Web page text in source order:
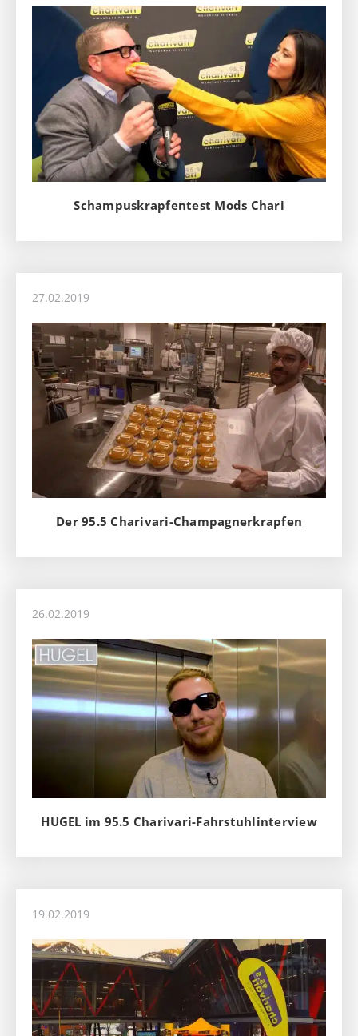
Schampuskrapfentest Mods Chari
27.02.2019
Der 95.5 Charivari-Champagnerkrapfen
26.02.2019
HUGEL im 95.5 Charivari-Fahrstuhlinterview
19.02.2019